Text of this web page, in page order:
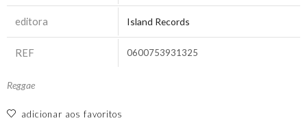
editora Island Records
REF 0600753931325
Reggae
adicionar aos favoritos